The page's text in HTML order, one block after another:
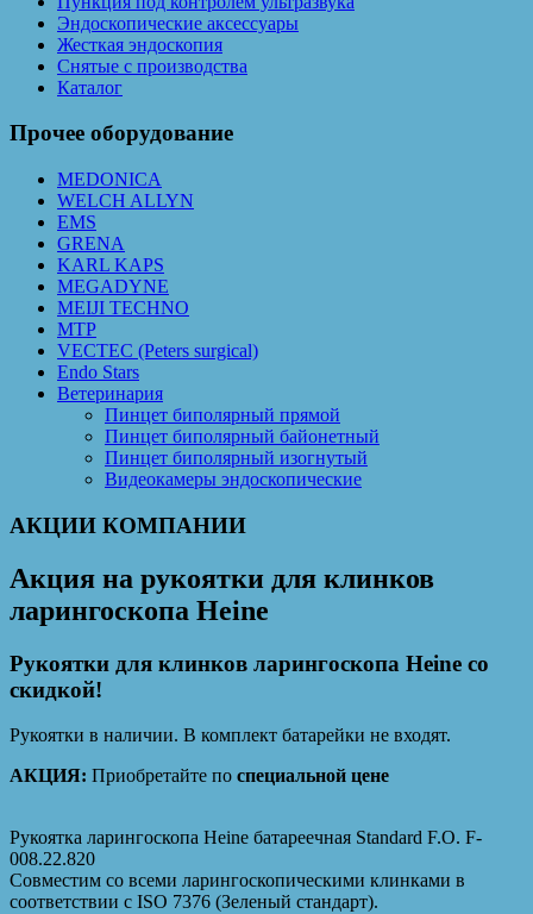
Эндоскопические аксессуары
Жесткая эндоскопия
Снятые с производства
Каталог
Прочее оборудование
MEDONICA
WELCH ALLYN
EMS
GRENA
KARL KAPS
MEGADYNE
MEIJI TECHNO
MTP
VECTEC (Peters surgical)
Endo Stars
Ветеринария
Пинцет биполярный прямой
Пинцет биполярный байонетный
Пинцет биполярный изогнутый
Видеокамеры эндоскопические
АКЦИИ КОМПАНИИ
Акция на рукоятки для клинков
ларингоскопа Heine
Рукоятки для клинков ларингоскопа Heine со
скидкой!
Рукоятки в наличии. В комплект батарейки не входят.
АКЦИЯ: Приобретайте по специальной цене
Рукоятка ларингоскопа Heine батареечная Standard F.O. F-
008.22.820
Совместим со всеми ларингоскопическими клинками в
соответствии с ISO 7376 (Зеленый стандарт).